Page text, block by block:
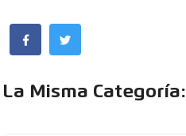
Misma Categoría: